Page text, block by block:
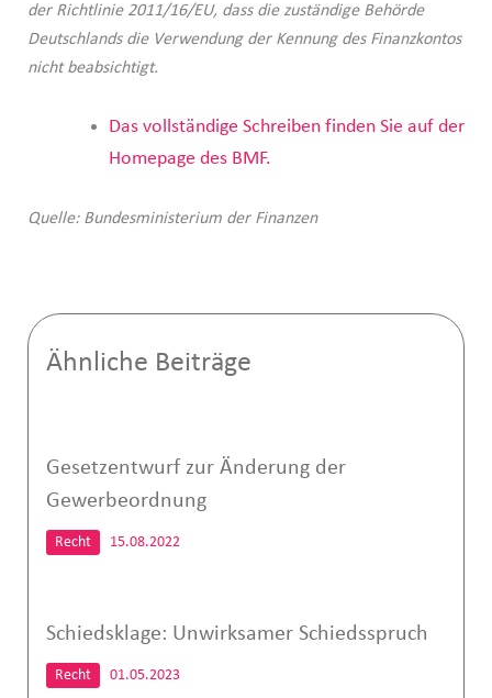
der Richtlinie 2011/16/EU, dass die zuständige Behörde
Deutschlands die Verwendung der Kennung des Finanzkontos
nicht beabsichtigt.
Das vollständige Schreiben finden Sie auf der
Homepage des BMF.
Quelle: Bundesministerium der Finanzen
Ähnliche Beiträge
Gesetzentwurf zur Änderung der
Gewerbeordnung
Recht 15.08.2022
Schiedsklage: Unwirksamer Schiedsspruch
Recht 01.05.2023